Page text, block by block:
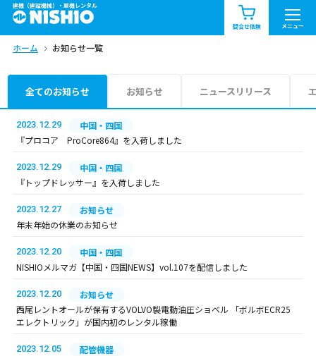
建機（建設機械）・重機レンタル
問合せ依頼 メニュー
商品一覧 お知らせ一覧
問合せ依頼リスト
エリア情報を見る
ホーム お知らせ一覧
全てのお知らせ お知らせ ニュースリリース
2023.12.29
中国・四国
『プロコア ProCore864』を入荷しました
2023.12.29
中国・四国
『トップドレッサー』を入荷しました
2023.12.27
お知らせ
年末年始の休業のお知らせ
2023.12.20
中国・四国
NISHIOメルマガ【中国・四国NEWS】vol.107を配信しました
2023.12.20
お知らせ
西尾レントオールが保有するVOLVO製電動油圧ショベル 「ボルボECR25
エレクトリック」が国内初のレンタル稼働
2023.12.05
配管機器